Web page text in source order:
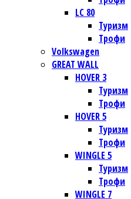
LC 80
Туризм
Трофи
Volkswagen
GREAT WALL
HOVER 3
Туризм
Трофи
HOVER 5
Туризм
Трофи
WINGLE 5
Туризм
Трофи
WINGLE 7